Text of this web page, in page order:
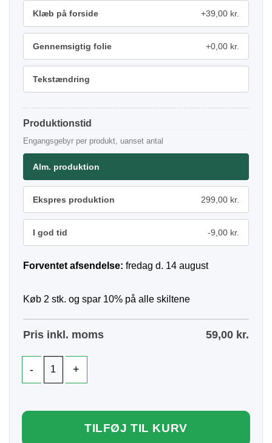
Klæb på forside +39,00 kr.
Gennemsigtig folie +0,00 kr.
Tekstændring
Produktionstid
Engangsgebyr per produkt, uanset antal
Alm. produktion
Ekspres produktion 299,00 kr.
I god tid -9,00 kr.
Forventet afsendelse: fredag d. 14 august
Køb 2 stk. og spar 10% på alle skiltene
Pris inkl. moms 59,00 kr.
TILFØJ TIL KURV